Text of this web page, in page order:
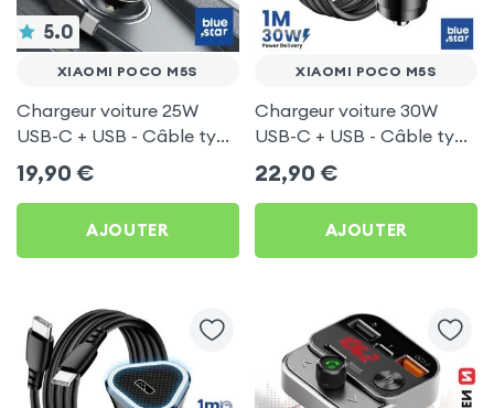
5.0
XIAOMI POCO M5S
Chargeur voiture 25W
USB-C + USB - Câble type
C 60W Blue Star pour
Xiaomi Poco M5s
19,90 €
AJOUTER
XIAOMI POCO M5S
Chargeur voiture 30W
USB-C + USB - Câble type
C 60W Blue Star pour
Xiaomi Poco M5s
22,90 €
AJOUTER